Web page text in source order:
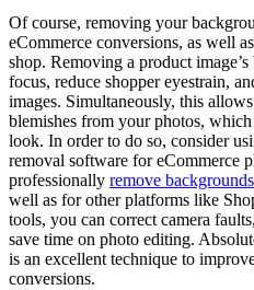
Of course, removing your
eCommerce conversions, as well
shop. Removing a product
focus, reduce shopper eyestrain,
images. Simultaneously, this
blemishes from your photos,
look. In order to do so, consider
removal software for eCommerce
professionally remove
well as for other platforms like
tools, you can correct camera
save time on photo editing.
is an excellent technique to
conversions.